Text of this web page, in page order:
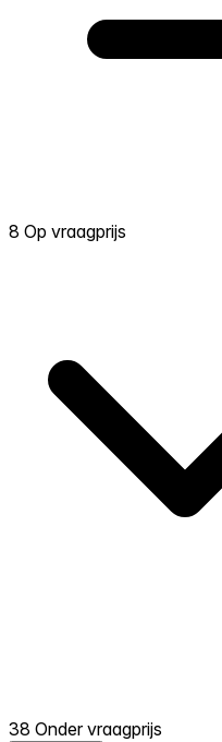
8 Op vraagprijs
38 Onder vraagprijs